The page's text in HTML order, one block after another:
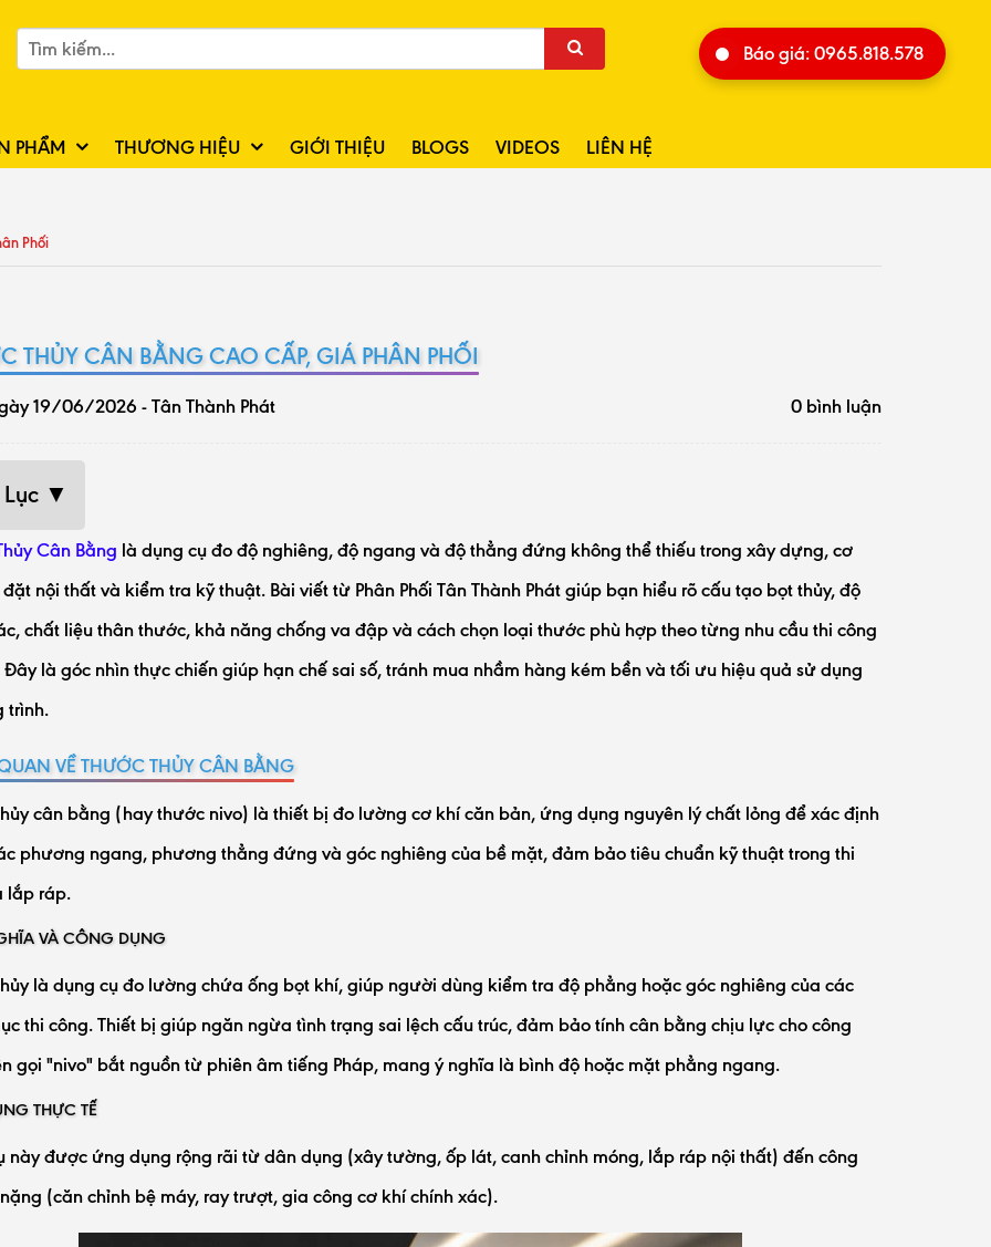
Báo giá: 0965.818.578
PHẨM THƯƠNG HIỆU GIỚI THIỆU BLOGS VIDEOS LIÊN HỆ
Phối
THỦY CÂN BẰNG CAO CẤP, GIÁ PHÂN PHỐI
19/06/2026 - Tân Thành Phát 0 bình luận
Lục ▼
Cân Bằng là dụng cụ đo độ nghiêng, độ ngang và độ thẳng đứng không thể thiếu trong xây dựng, cơ
nội thất và kiểm tra kỹ thuật. Bài viết từ Phân Phối Tân Thành Phát giúp bạn hiểu rõ cấu tạo bọt thủy, độ
chất liệu thân thước, khả năng chống va đập và cách chọn loại thước phù hợp theo từng nhu cầu thi công
là góc nhìn thực chiến giúp hạn chế sai số, tránh mua nhầm hàng kém bền và tối ưu hiệu quả sử dụng
trình.
VỀ THƯỚC THỦY CÂN BẰNG
cân bằng (hay thước nivo) là thiết bị đo lường cơ khí căn bản, ứng dụng nguyên lý chất lỏng để xác định
phương ngang, phương thẳng đứng và góc nghiêng của bề mặt, đảm bảo tiêu chuẩn kỹ thuật trong thi
lắp ráp.
VÀ CÔNG DỤNG
là dụng cụ đo lường chứa ống bọt khí, giúp người dùng kiểm tra độ phẳng hoặc góc nghiêng của các
thi công. Thiết bị giúp ngăn ngừa tình trạng sai lệch cấu trúc, đảm bảo tính cân bằng chịu lực cho công
gọi "nivo" bắt nguồn từ phiên âm tiếng Pháp, mang ý nghĩa là bình độ hoặc mặt phẳng ngang.
THỰC TẾ
này được ứng dụng rộng rãi từ dân dụng (xây tường, ốp lát, canh chỉnh móng, lắp ráp nội thất) đến công
(căn chỉnh bệ máy, ray trượt, gia công cơ khí chính xác).